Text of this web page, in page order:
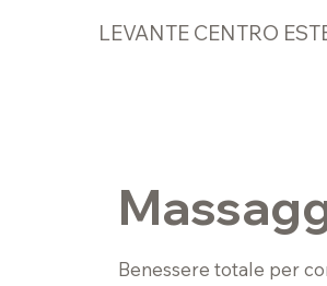
LEVANTE CENTRO
Benessere totale per